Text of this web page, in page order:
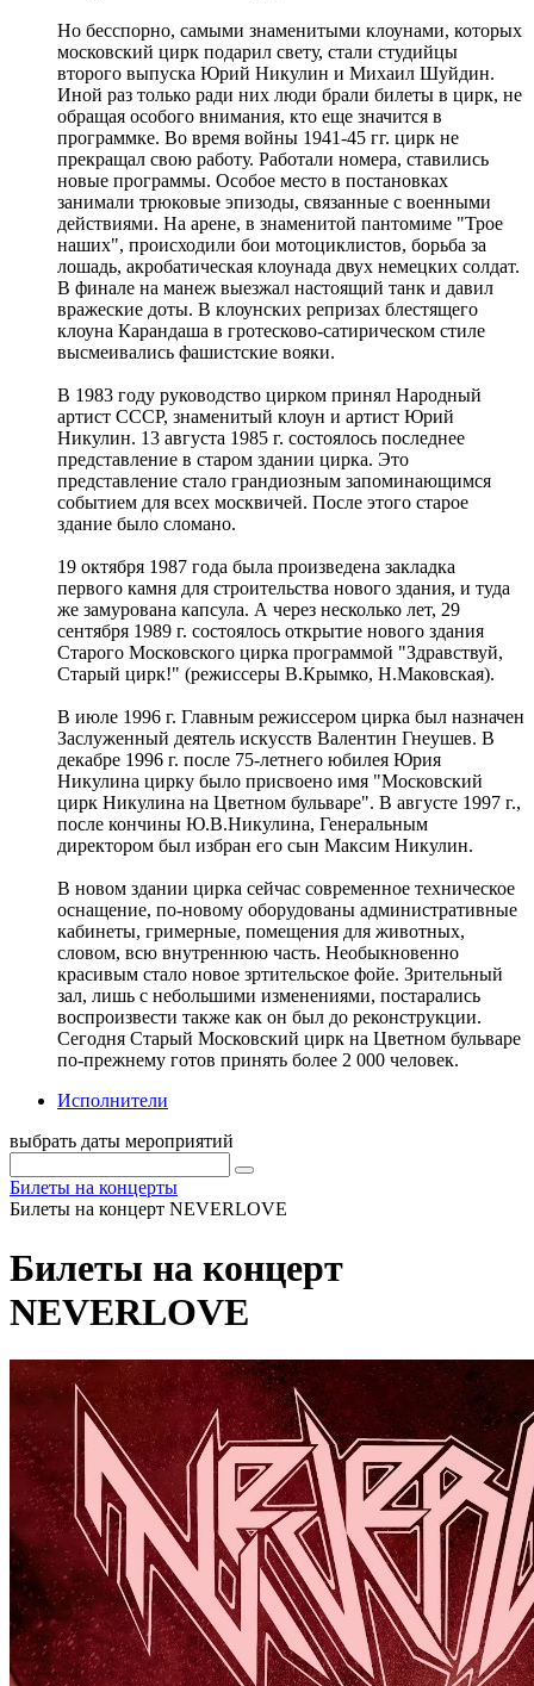
Но бесспорно, самыми знаменитыми клоунами, которых
московский цирк подарил свету, стали студийцы
второго выпуска Юрий Никулин и Михаил Шуйдин.
Иной раз только ради них люди брали билеты в цирк, не
обращая особого внимания, кто еще значится в
программке. Во время войны 1941-45 гг. цирк не
прекращал свою работу. Работали номера, ставились
новые программы. Особое место в постановках
занимали трюковые эпизоды, связанные с военными
действиями. На арене, в знаменитой пантомиме "Трое
наших", происходили бои мотоциклистов, борьба за
лошадь, акробатическая клоунада двух немецких солдат.
В финале на манеж выезжал настоящий танк и давил
вражеские доты. В клоунских репризах блестящего
клоуна Карандаша в гротесково-сатирическом стиле
высмеивались фашистские вояки.
В 1983 году руководство цирком принял Народный
артист СССР, знаменитый клоун и артист Юрий
Никулин. 13 августа 1985 г. состоялось последнее
представление в старом здании цирка. Это
представление стало грандиозным запоминающимся
событием для всех москвичей. После этого старое
здание было сломано.
19 октября 1987 года была произведена закладка
первого камня для строительства нового здания, и туда
же замурована капсула. А через несколько лет, 29
сентября 1989 г. состоялось открытие нового здания
Старого Московского цирка программой "Здравствуй,
Старый цирк!" (режиссеры В.Крымко, Н.Маковская).
В июле 1996 г. Главным режиссером цирка был назначен
Заслуженный деятель искусств Валентин Гнеушев. В
декабре 1996 г. после 75-летнего юбилея Юрия
Никулина цирку было присвоено имя "Московский
цирк Никулина на Цветном бульваре". В августе 1997 г.,
после кончины Ю.В.Никулина, Генеральным
директором был избран его сын Максим Никулин.
В новом здании цирка сейчас современное техническое
оснащение, по-новому оборудованы административные
кабинеты, гримерные, помещения для животных,
словом, всю внутреннюю часть. Необыкновенно
красивым стало новое зртительское фойе. Зрительный
зал, лишь с небольшими изменениями, постарались
воспроизвести также как он был до реконструкции.
Сегодня Старый Московский цирк на Цветном бульваре
по-прежнему готов принять более 2 000 человек.
Исполнители
выбрать даты мероприятий
Билеты на концерты
Билеты на концерт NEVERLOVE
Билеты на концерт
NEVERLOVE